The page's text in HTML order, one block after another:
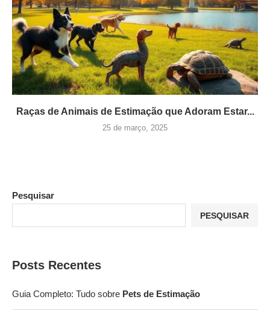
Raças de Animais de Estimação que Adoram Estar...
25 de março, 2025
Pesquisar
PESQUISAR
Posts Recentes
Guia Completo: Tudo sobre Pets de Estimação